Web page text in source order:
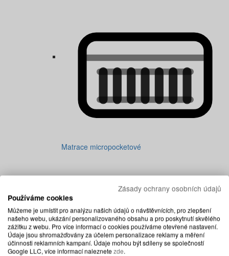
Matrace micropocketové
Zásady ochrany osobních údajů
Používáme cookies
Můžeme je umístit pro analýzu našich údajů o návštěvnících, pro zlepšení
našeho webu, ukázání personalizovaného obsahu a pro poskytnutí skvělého
zážitku z webu. Pro více informací o cookies používáme otevřené nastavení.
Údaje jsou shromažďovány za účelem personalizace reklamy a měření
účinnosti reklamních kampaní. Údaje mohou být sdíleny se společností
Google LLC, více informací naleznetezde.